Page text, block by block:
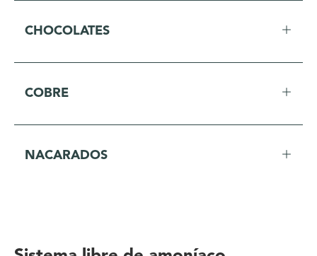
CHOCOLATES
COBRE
NACARADOS